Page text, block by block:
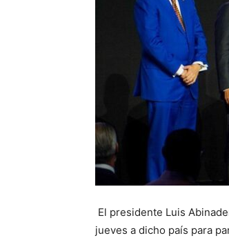
El presidente Luis
jueves a dicho país para